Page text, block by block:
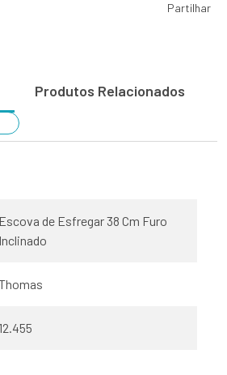
Partilhar
Produtos Relacionados
Escova de Esfregar 38 Cm Furo
Inclinado
12.455